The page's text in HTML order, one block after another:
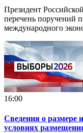
Президент
перечень поручений
международного
16:00
Сведения о размере
условиях